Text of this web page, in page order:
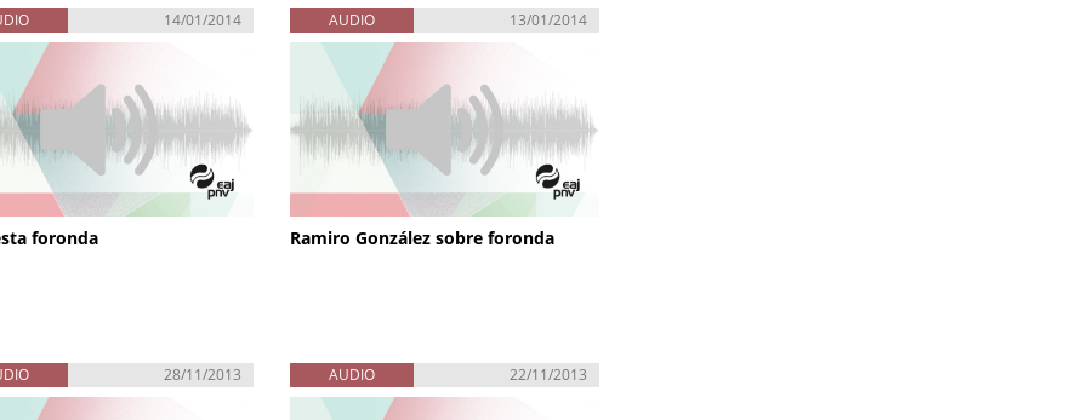
14/01/2014
foronda
AUDIO 13/01/2014
Ramiro González sobre foronda
28/11/2013 AUDIO 22/11/2013